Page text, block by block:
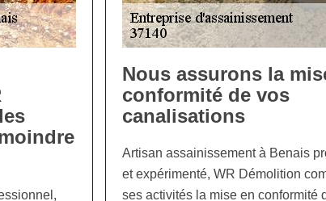
Nous assurons la
conformité de vos
canalisations
Artisan assainissement à Benais
et expérimenté, WR Démolition
ses activités la mise en conformité